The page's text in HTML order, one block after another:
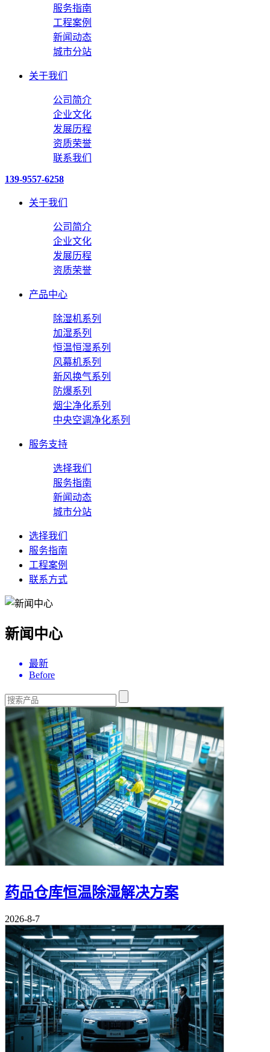
服务指南
工程案例
新闻动态
城市分站
关于我们
公司简介
企业文化
发展历程
资质荣誉
联系我们
139-9557-6258
关于我们
公司简介
企业文化
发展历程
资质荣誉
产品中心
除湿机系列
加湿系列
恒温恒湿系列
风幕机系列
新风换气系列
防爆系列
烟尘净化系列
中央空调净化系列
服务支持
选择我们
服务指南
新闻动态
城市分站
选择我们
服务指南
工程案例
联系方式
新闻中心
最新
Before
药品仓库恒温除湿解决方案
2026-8-7